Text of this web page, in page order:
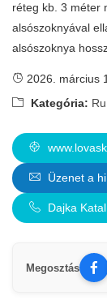
réteg kb. 3 méter
alsószoknyával
alsószoknya
2026. március
Kategória:
Üzenet a
Dajka
Megosztás